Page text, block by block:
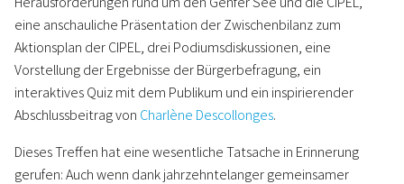
eine anschauliche Präsentation der Zwischenbilanz zum
Aktionsplan der CIPEL, drei Podiumsdiskussionen, eine
Vorstellung der Ergebnisse der Bürgerbefragung, ein
interaktives Quiz mit dem Publikum und ein inspirierender
Abschlussbeitrag von Charlène Descollonges.
Dieses Treffen hat eine wesentliche Tatsache in Erinnerung
gerufen: Auch wenn dank jahrzehntelanger gemeinsamer